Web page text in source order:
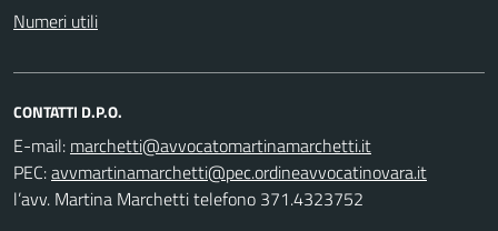
Numeri utili
CONTATTI D.P.O.
E-mail:
PEC:
l’avv. Martina Marchetti telefono 371.4323752